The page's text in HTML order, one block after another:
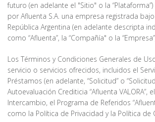
futuro (en adelante el "Sitio" o la
por Afluenta S.A. una empresa registrada
República Argentina (en adelante descripta
como “Afluenta”, la “Compañía" o la
Los Términos y Condiciones Generales de
servicio o servicios ofrecidos, incluidos el
Préstamos (en adelante, “Solicitud” o
Autoevaluación Crediticia “Afluenta VALORA”,
Intercambio, el Programa de Referidos
como la Política de Privacidad y la Política de